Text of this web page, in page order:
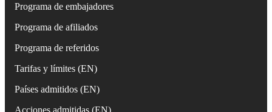
Programa de embajadores
Programa de afiliados
Programa de referidos
Tarifas y límites (EN)
Países admitidos (EN)
Acciones admitidas (EN)